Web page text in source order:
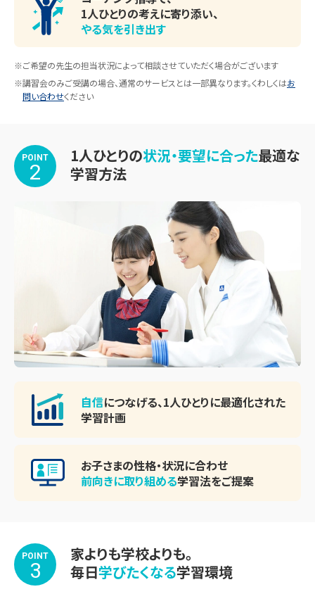
1人ひとりの考えに寄り添い、
やる気を引き出す
※ご希望の先生の担当状況によって相談させていただく場合がございます
※講習会のみご受講の場合、通常のサービスとは一部異なります。くわしくはお
問い合わせください
POINT
2
1人ひとりの状況・要望に合った最適な
学習方法
自信につなげる、1人ひとりに最適化された
学習計画
お子さまの性格・状況に合わせ
前向きに取り組める学習法をご提案
POINT
3
家よりも学校よりも。
毎日学びたくなる学習環境